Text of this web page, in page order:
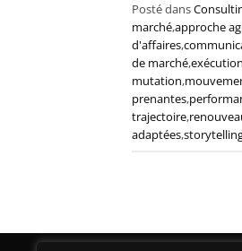
Posté dans
marché,approche
d'affaires,
de marché,
mutation,
prenantes,
trajectoire,
adaptées,